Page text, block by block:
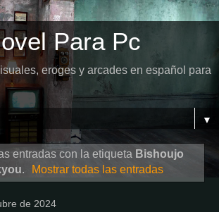
Para Pc
eroges y arcades en español para
▼
entradas con la etiqueta Bishoujo
. Mostrar todas las entradas
de 2024